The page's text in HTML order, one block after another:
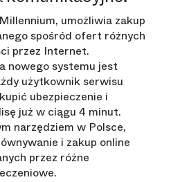
umożliwia zakup
spośród ofert różnych
przez Internet.
nowego systemu jest
użytkownik serwisu
ubezpieczenie i
już w ciągu 4 minut.
narzędziem w Polsce,
i zakup online
przez różne